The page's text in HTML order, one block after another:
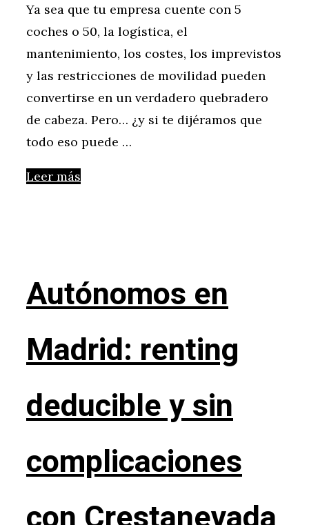
Ya sea que tu empresa cuente con 5
coches o 50, la logística, el
mantenimiento, los costes, los imprevistos
y las restricciones de movilidad pueden
convertirse en un verdadero quebradero
de cabeza. Pero… ¿y si te dijéramos que
todo eso puede …
Leer más
Autónomos en
Madrid: renting
deducible y sin
complicaciones